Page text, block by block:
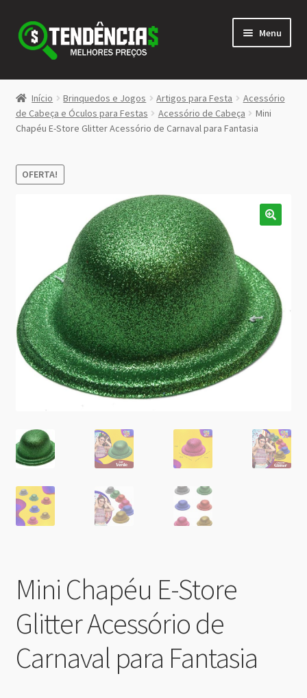
Pular
para
navegação
Pular
para
conteúdo
Menu
LOJA
<>
Início Brinquedos e Jogos Artigos para Festa
Acessório
de Cabeça e Óculos para Festas
Acessório de Cabeça
Mini
Chapéu E-Store Glitter Acessório de Carnaval para Fantasia
OFERTA!
Mini Chapéu E-Store
Glitter Acessório de
Carnaval para Fantasia